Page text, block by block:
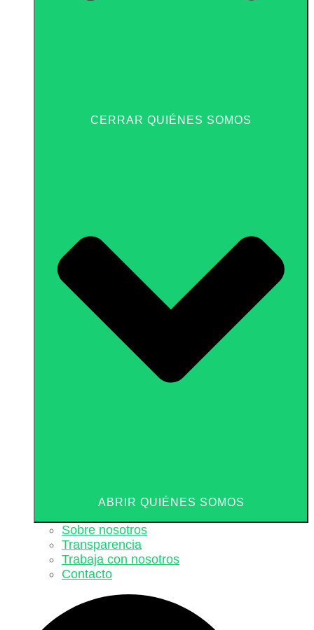
CERRAR QUIÉNES SOMOS
ABRIR QUIÉNES SOMOS
Sobre nosotros
Transparencia
Trabaja con nosotros
Contacto